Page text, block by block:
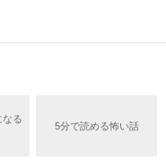
のだが、後輩の姫原由
れ、一人こっそり泣い
なる
5分で読める怖い話